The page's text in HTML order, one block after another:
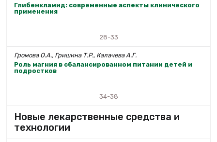
Глибенкламид: современные аспекты клинического
применения
28-33
Громова О.А., Гришина Т.Р., Калачева А.Г.
Роль магния в сбалансированном питании детей и
подростков
34-38
Новые лекарственные средства и
технологии